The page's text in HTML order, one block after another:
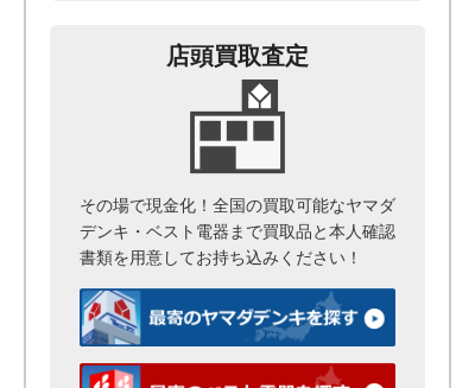
店頭買取査定
その場で現金化！全国の買取可能なヤマダ
デンキ・ベスト電器まで買取品と本人確認
書類を用意してお持ち込みください！